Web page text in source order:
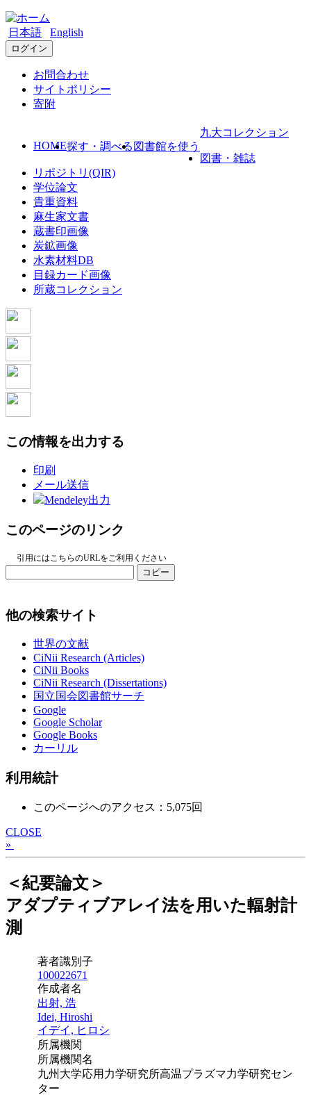
日本語 English
ログイン
お問合わせ
サイトポリシー
寄附
HOME探す・調べる 図書館を使う
九大コレクション
図書・雑誌
リポジトリ(QIR)
学位論文
貴重資料
麻生家文書
蔵書印画像
炭鉱画像
水素材料DB
目録カード画像
所蔵コレクション
この情報を出力する
印刷
メール送信
Mendeley出力
このページのリンク
引用にはこちらのURLをご利用ください
コピー
他の検索サイト
世界の文献
CiNii Research (Articles)
CiNii Books
CiNii Research (Dissertations)
国立国会図書館サーチ
Google
Google Scholar
Google Books
カーリル
利用統計
このページへのアクセス：5,075回
CLOSE
»
＜紀要論文＞
アダプティブアレイ法を用いた輻射計
測
著者識別子
100022671
作成者名
出射, 浩
Idei, Hiroshi
イデイ, ヒロシ
所属機関
所属機関名
九州大学応用力学研究所高温プラズマ力学研究セン
ター